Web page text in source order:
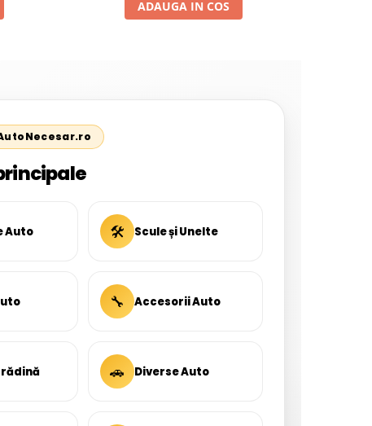
ADAUGA IN COS
Auto 🛠 Scule și Unelte
🔧 Accesorii Auto
🚗 Diverse Auto